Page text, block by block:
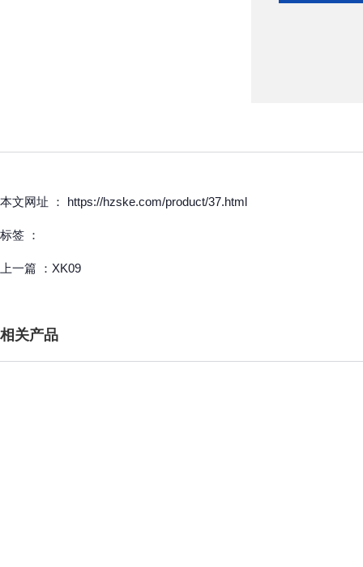
本文网址 ： https://hzske.com/product/37.html
标签 ：
上一篇 ： XK09
相关产品